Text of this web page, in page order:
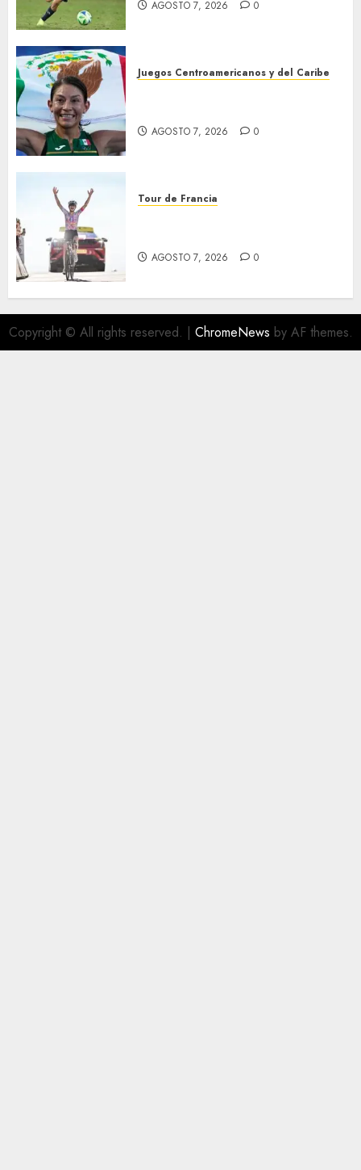
AGOSTO 7, 2026 0
Juegos Centroamericanos y del Caribe
AGOSTO 7, 2026 0
Tour de Francia
AGOSTO 7, 2026 0
Copyright © All rights reserved. | ChromeNews by AF themes.